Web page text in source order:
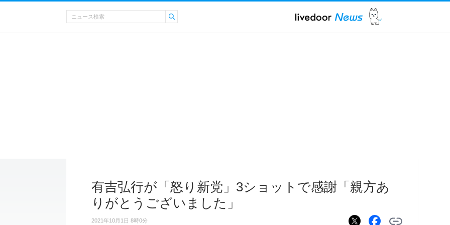
有吉弘行が「怒り新党」3ショットで感謝「親方あ
りがとうございました」
2021年10月1日 8時0分